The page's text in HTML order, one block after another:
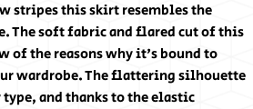
stripes this skirt resembles the
The soft fabric and flared cut of this
of the reasons why it's bound to
wardrobe. The flattering silhouette
and thanks to the elastic